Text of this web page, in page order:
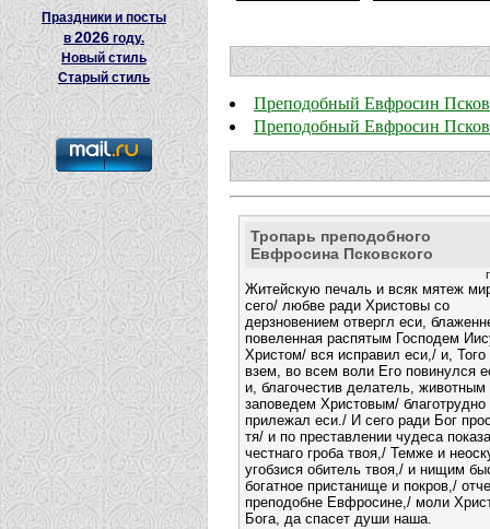
Праздники и посты
в2026 году.
Новый стиль
Старый стиль
Преподобный Евфросин
Преподобный Евфросин
Тропарь преподобного
Евфросина Псковского
Житейскую печаль и всяк мятеж
сего/ любве ради Христовы со
дерзновением отвергл еси,
повеленная распятым Господем
Христом/ вся исправил еси,/ и,
взем, во всем воли Его повинулся
и, благочестив делатель, животным
заповедем Христовым/ благотрудно
прилежал еси./ И сего ради Бог
тя/ и по преставлении чудеса
честнаго гроба твоя,/ Темже и
угобзися обитель твоя,/ и нищим
богатное пристанище и покров,/
преподобне Евфросине,/ моли
Бога, да спасет души наша.